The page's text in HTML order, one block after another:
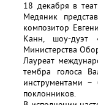
18 декабря в
Медяник
композитор
Канн, шоу-дуэт
Министерства
Лауреат
тембра голоса
инструментами
поклонников.